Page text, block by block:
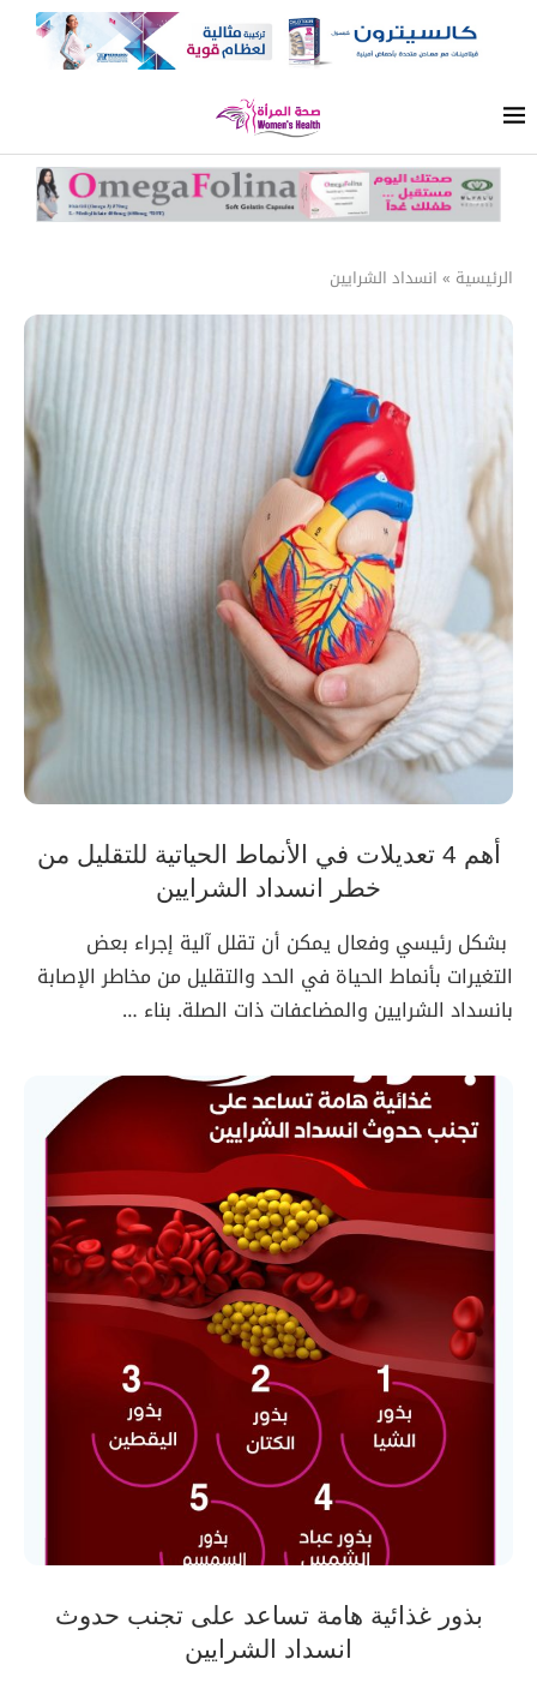
الرئيسية » انسداد الشرايين
أهم 4 تعديلات في الأنماط الحياتية للتقليل من
خطر انسداد الشرايين
بشكل رئيسي وفعال يمكن أن تقلل آلية إجراء بعض
التغيرات بأنماط الحياة في الحد والتقليل من مخاطر الإصابة
بانسداد الشرايين والمضاعفات ذات الصلة. بناء …
بذور غذائية هامة تساعد على تجنب حدوث
انسداد الشرايين